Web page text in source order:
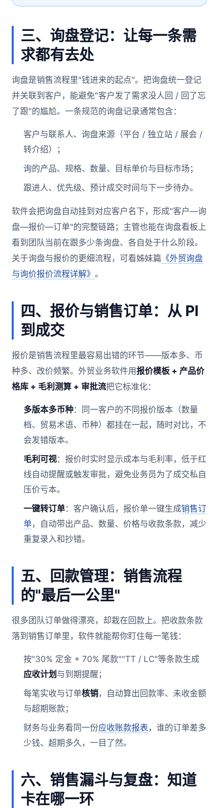
三、询盘登记：让每一条需
求都有去处
询盘是销售流程里"钱进来的起点"。把询盘统一登记
并关联到客户，能避免"客户发了需求没人回 / 回了忘
了跟"的尴尬。一条规范的询盘记录通常包含：
客户与联系人、询盘来源（平台 / 独立站 / 展会 /
转介绍）；
询的产品、规格、数量、目标单价与目标市场；
跟进人、优先级、预计成交时间与下一步待办。
软件会把询盘自动挂到对应客户名下，形成"客户—询
盘—报价—订单"的完整链路；主管也能在询盘看板上
看到团队当前在跟多少条询盘、各自处于什么阶段。
关于询盘与报价的更细流程，可看姊妹篇 《外贸询盘
与询价报价流程详解》 。
四、报价与销售订单：从 PI
到成交
报价是销售流程里最容易出错的环节——版本多、币
种多、改价频繁。外贸业务软件用报价模板 + 产品价
格库 + 毛利测算 + 审批流把它标准化：
多版本多币种：同一客户的不同报价版本（数量
档、贸易术语、币种）都挂在一起，随时对比，不
会发错版本。
毛利可视：报价时实时显示成本与毛利率，低于红
线自动提醒或触发审批，避免业务员为了成交私自
压价亏本。
一键转订单：客户确认后，报价单一键生成销售订
单，自动带出产品、数量、价格与收款条款，减少
重复录入和抄错。
五、回款管理：销售流程
的"最后一公里"
很多团队订单做得漂亮，却栽在回款上。把收款条款
落到销售订单里，软件就能帮你盯住每一笔钱：
按"30% 定金 + 70% 尾款""TT / LC"等条款生成
应收计划 与到期提醒；
每笔实收与订单核销，自动算出回款率、未收金额
与超期账款；
财务与业务看同一份应收账款报表 ，谁的订单差多
少钱、超期多久，一目了然。
六、销售漏斗与复盘：知道
卡在哪一环